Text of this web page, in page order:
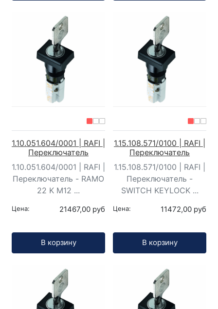
1.10.051.604/0001 | RAFI |
Переключатель
1.10.051.604/0001 | RAFI |
Переключатель - RAMO
22 K M12 ...
Цена: 21467,00 руб
В корзину
1.15.108.571/0100 | RAFI |
Переключатель
1.15.108.571/0100 | RAFI |
Переключатель -
SWITCH KEYLOCK ...
Цена: 11472,00 руб
В корзину